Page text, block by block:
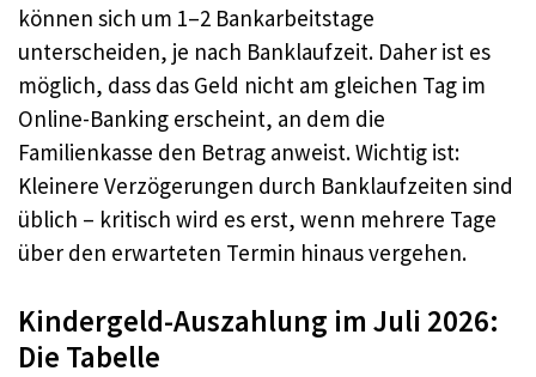
können sich um 1–2 Bankarbeitstage
unterscheiden, je nach Banklaufzeit. Daher ist es
möglich, dass das Geld nicht am gleichen Tag im
Online-Banking erscheint, an dem die
Familienkasse den Betrag anweist. Wichtig ist:
Kleinere Verzögerungen durch Banklaufzeiten sind
üblich – kritisch wird es erst, wenn mehrere Tage
über den erwarteten Termin hinaus vergehen.
Kindergeld-Auszahlung im Juli 2026:
Die Tabelle